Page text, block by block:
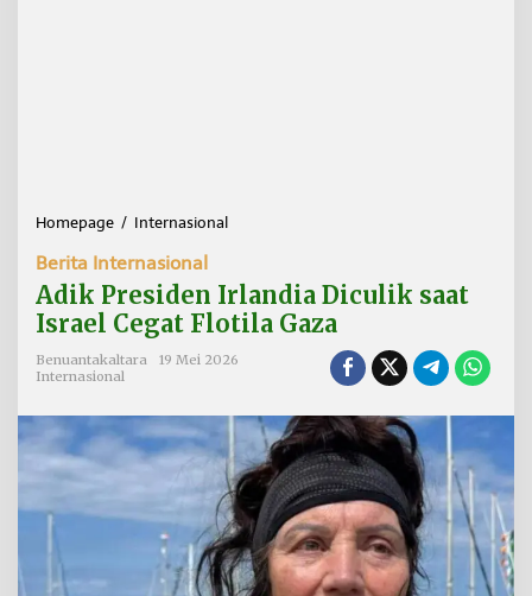
Homepage / Internasional
k
P
r
d
n
I
r
l
a
n
d
Berita Internasional
Adik Presiden Irlandia Diculik saat
Israel Cegat Flotila Gaza
Benuantakaltara
19 Mei 2026
Internasional